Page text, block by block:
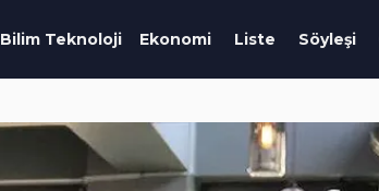
Bilim Teknoloji Ekonomi Liste Söyleşi